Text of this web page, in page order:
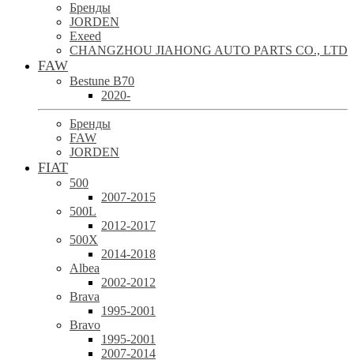
Бренды
JORDEN
Exeed
CHANGZHOU JIAHONG AUTO PARTS CO., LTD
FAW
Bestune B70
2020-
Бренды
FAW
JORDEN
FIAT
500
2007-2015
500L
2012-2017
500X
2014-2018
Albea
2002-2012
Brava
1995-2001
Bravo
1995-2001
2007-2014